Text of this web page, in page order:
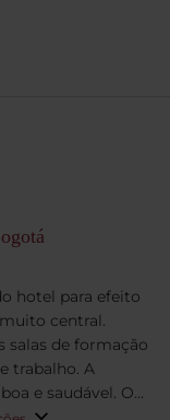
hotel para efeito
central.
salas de formação
trabalho. A
e saudável. O